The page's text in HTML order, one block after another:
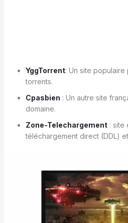
YggTorrent: Un site
torrents.
Cpasbien : Un autre site
domaine.
Zone-Telechargement: site
téléchargement direct (DDL)